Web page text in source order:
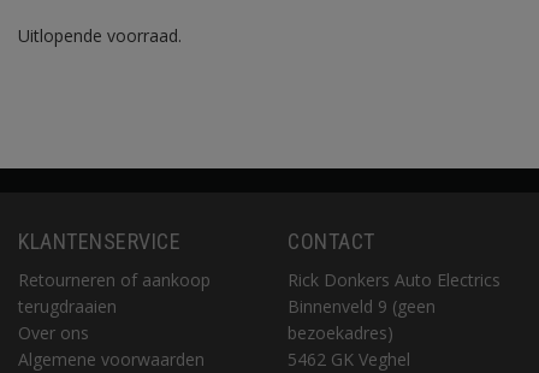
Uitlopende voorraad.
KLANTENSERVICE
Retourneren of aankoop
terugdraaien
Over ons
Algemene voorwaarden
CONTACT
Rick Donkers Auto Electrics
Binnenveld 9 (geen
bezoekadres)
5462 GK Veghel